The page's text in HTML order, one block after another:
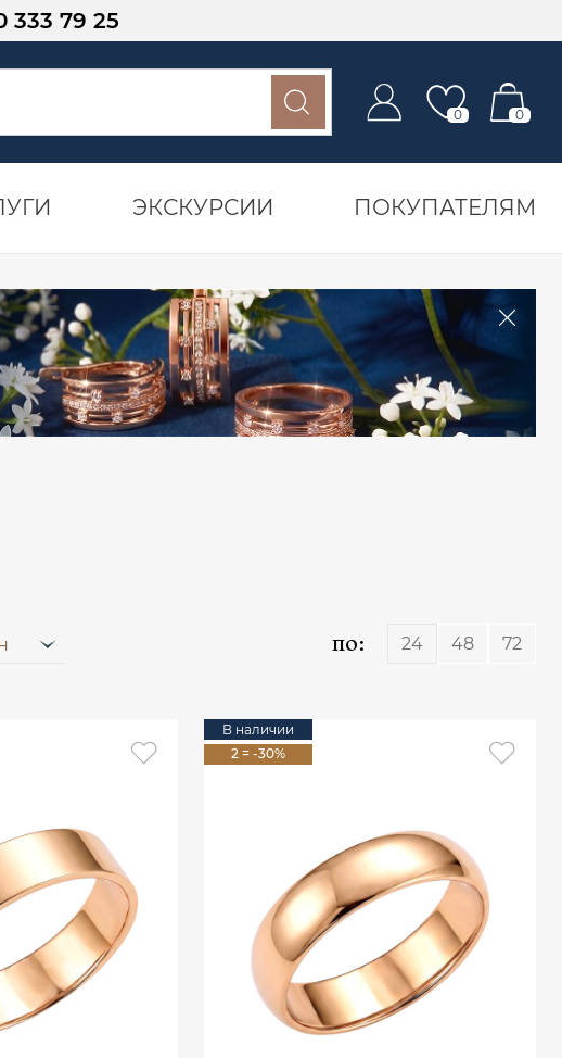
333 79 25
0 0
ЭКСКУРСИИ ПОКУПАТЕЛЯМ
по: 24 48 72
В наличии
2 = -30%